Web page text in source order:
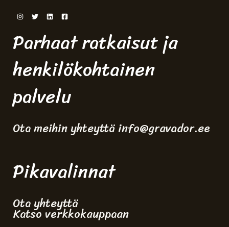
Parhaat ratkaisut ja
henkilökohtainen
palvelu
Ota meihin yhteyttä info@gravador.ee
Pikavalinnat
Ota yhteyttä
Katso verkkokauppaan